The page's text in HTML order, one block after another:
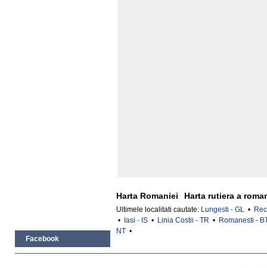
Facebook
Harta Romaniei Harta rutiera a
Ultimele localitati cautate: Lungesti - GL •
•
Iasi - IS • Linia Costii - TR • Romanesti -
NT •